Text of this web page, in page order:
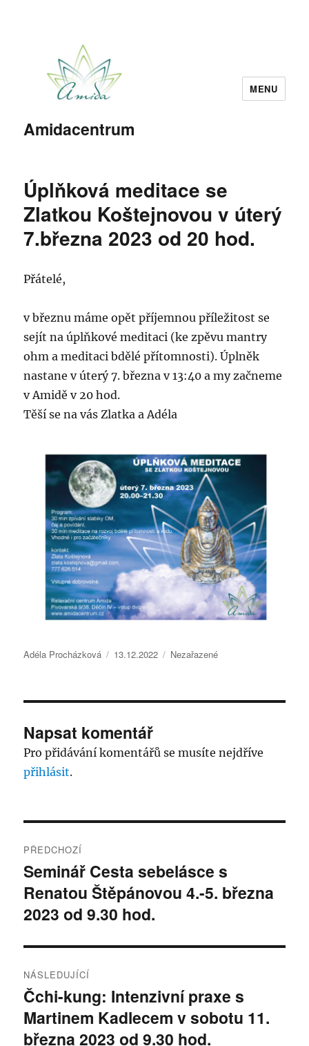
Amidacentrum
MENU
Úplňková meditace se
Zlatkou Koštejnovou v úterý
7.března 2023 od 20 hod.
Přátelé,
v březnu máme opět příjemnou příležitost se
sejít na úplňkové meditaci (ke zpěvu mantry
ohm a meditaci bdělé přítomnosti). Úplněk
nastane v úterý 7. března v 13:40 a my začneme
v Amidě v 20 hod.
Těší se na vás Zlatka a Adéla
Autor:
Adéla Procházková Publikováno:
13.12.2022 Rubriky:
Nezařazené
Napsat komentář
Pro přidávání komentářů se musíte nejdříve
přihlásit.
pro
příspěvek
PŘEDCHOZÍ
Předchozí
příspěvek:
Seminář Cesta sebelásce s
Renatou Štěpánovou 4.-5. března
2023 od 9.30 hod.
NÁSLEDUJÍCÍ
Následující
příspěvek:
Čchi-kung: Intenzivní praxe s
Martinem Kadlecem v sobotu 11.
března 2023 od 9.30 hod.